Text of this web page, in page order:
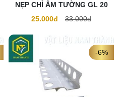
NẸP CHỈ ÂM TƯỜNG GL 20
25.000đ
33.000đ
-6%